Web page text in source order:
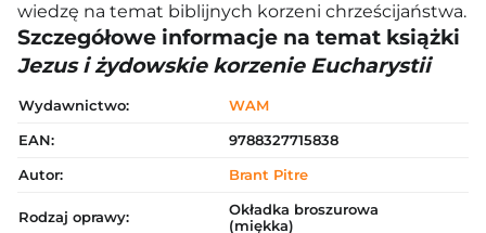
wiedzę na temat biblijnych korzeni chrześcijaństwa.
Szczegółowe informacje na temat książki
Jezus i żydowskie korzenie Eucharystii
Wydawnictwo:
WAM
EAN:
9788327715838
Autor:
Brant Pitre
Rodzaj oprawy:
Okładka broszurowa
(miękka)